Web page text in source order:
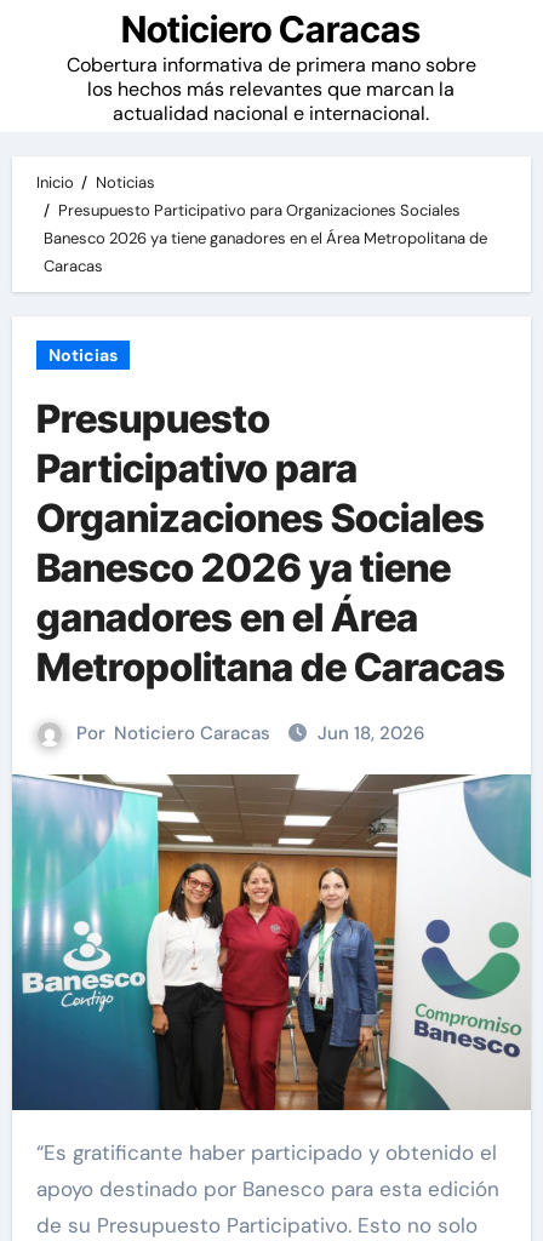
Noticiero Caracas
Cobertura informativa de primera mano sobre
los hechos más relevantes que marcan la
actualidad nacional e internacional.
Inicio
Noticias
Presupuesto Participativo para Organizaciones Sociales
Banesco 2026 ya tiene ganadores en el Área Metropolitana de
Caracas
Noticias
Presupuesto
Participativo para
Organizaciones Sociales
Banesco 2026 ya tiene
ganadores en el Área
Metropolitana de Caracas
Por Noticiero Caracas Jun 18, 2026
“Es gratificante haber participado y obtenido el
apoyo destinado por Banesco para esta edición
de su Presupuesto Participativo. Esto no solo